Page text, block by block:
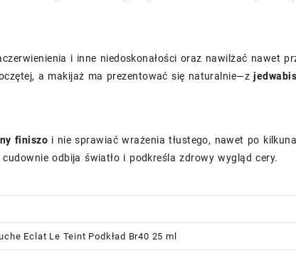
i inne niedoskonałości oraz nawilżać nawet
a makijaż ma prezentować się naturalnie—z
finiszo i nie sprawiać wrażenia tłustego, nawet po
odbija światło i podkreśla zdrowy wygląd cery.
Eclat Le Teint Podkład Br40 25 ml